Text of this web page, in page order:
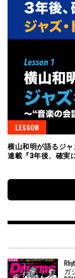
LESSON
横山和明が語るジ
連載『3年後、確実
ガ